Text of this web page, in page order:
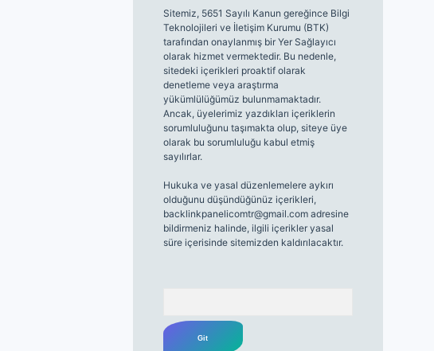
Sitemiz, 5651 Sayılı Kanun gereğince Bilgi
Teknolojileri ve İletişim Kurumu (BTK)
tarafından onaylanmış bir Yer Sağlayıcı
olarak hizmet vermektedir. Bu nedenle,
sitedeki içerikleri proaktif olarak
denetleme veya araştırma
yükümlülüğümüz bulunmamaktadır.
Ancak, üyelerimiz yazdıkları içeriklerin
sorumluluğunu taşımakta olup, siteye üye
olarak bu sorumluluğu kabul etmiş
sayılırlar.
Hukuka ve yasal düzenlemelere aykırı
olduğunu düşündüğünüz içerikleri,
backlinkpanelicomtr@gmail.comadresine
bildirmeniz halinde, ilgili içerikler yasal
süre içerisinde sitemizden kaldırılacaktır.